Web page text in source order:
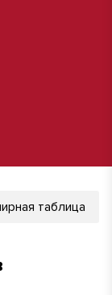
таблица